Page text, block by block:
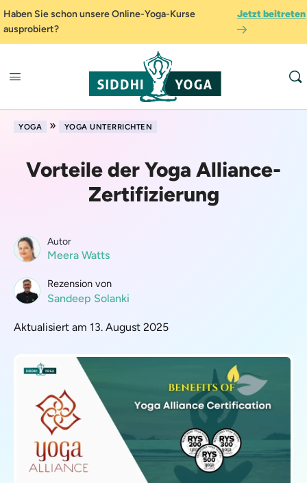
Haben Sie schon unsere Online-Yoga-Kurse
ausprobiert?
Jetzt beitreten
YOGA » YOGA UNTERRICHTEN
Vorteile der Yoga Alliance-
Zertifizierung
Autor
Meera Watts
Rezension von
Sandeep Solanki
Aktualisiert am 13. August 2025